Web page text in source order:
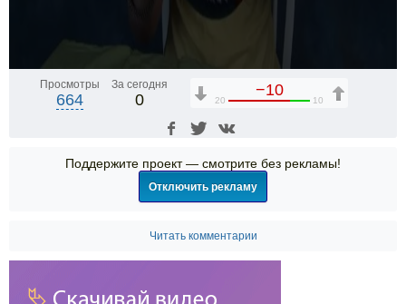
Просмотры
664
За сегодня
0
−10
20 10
Поддержите проект — смотрите без рекламы!
Отключить рекламу
Читать комментарии